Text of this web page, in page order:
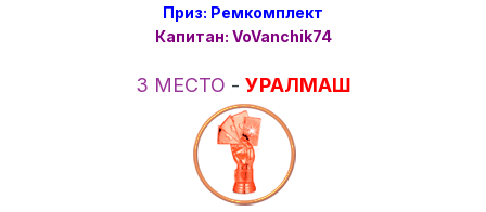
Приз: Ремкомплект
Капитан: VoVanchik74
3 МЕСТО - УРАЛМАШ